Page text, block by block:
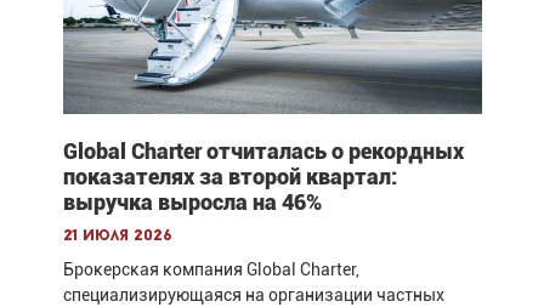
Global Charter отчиталась о рекордных
показателях за второй квартал:
выручка выросла на 46%
21 июля 2026
Брокерская компания Global Charter,
специализирующаяся на организации частных